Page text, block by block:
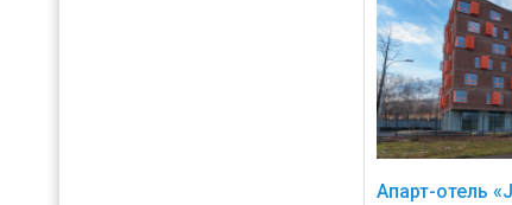
Апарт-отель